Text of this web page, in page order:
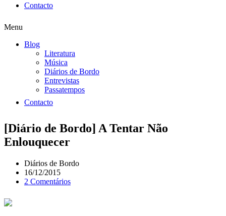
Contacto
Menu
Blog
Literatura
Música
Diários de Bordo
Entrevistas
Passatempos
Contacto
[Diário de Bordo] A Tentar Não
Enlouquecer
Diários de Bordo
16/12/2015
2 Comentários